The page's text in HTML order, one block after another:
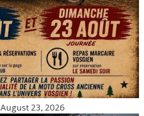
August 23, 2026